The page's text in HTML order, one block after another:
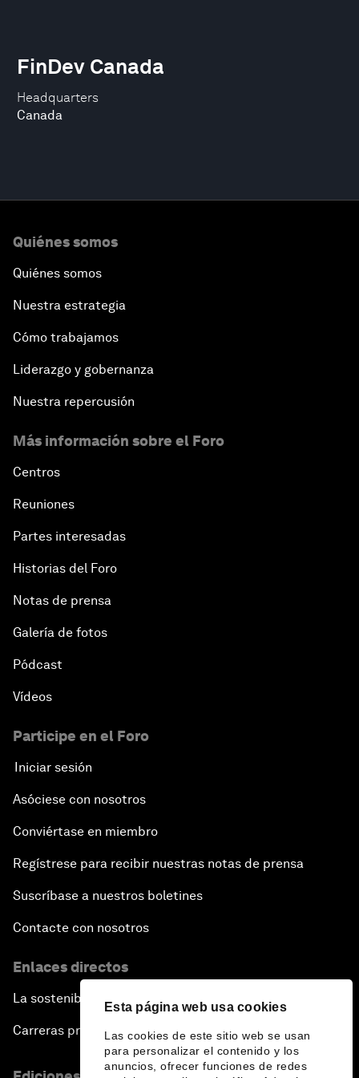
Esta página web usa cookies
Las cookies de este sitio web se usan
para personalizar el contenido y los
anuncios, ofrecer funciones de redes
Headquarters
Canada
FinDev Canada
Quiénes somos
Quiénes somos
Nuestra estrategia
Cómo trabajamos
Liderazgo y gobernanza
Nuestra repercusión
Más información sobre el Foro
Centros
Reuniones
Partes interesadas
Historias del Foro
Notas de prensa
Galería de fotos
Pódcast
Vídeos
Participe en el Foro
Iniciar sesión
Asóciese con nosotros
Conviértase en miembro
Regístrese para recibir nuestras notas de prensa
Suscríbase a nuestros boletines
Contacte con nosotros
Enlaces directos
La sostenibilidad en el Foro
Carreras profesionales